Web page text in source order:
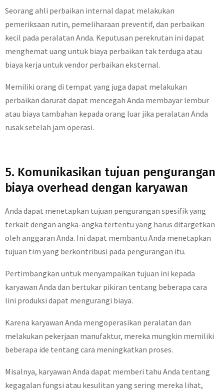
Seorang ahli perbaikan internal dapat melakukan
pemeriksaan rutin, pemeliharaan preventif, dan perbaikan
kecil pada peralatan Anda. Keputusan perekrutan ini dapat
menghemat uang untuk biaya perbaikan tak terduga atau
biaya kerja untuk vendor perbaikan eksternal.
Memiliki orang di tempat yang juga dapat melakukan
perbaikan darurat dapat mencegah Anda membayar lembur
atau biaya tambahan kepada orang luar jika peralatan Anda
rusak setelah jam operasi.
5. Komunikasikan tujuan pengurangan
biaya overhead dengan karyawan
Anda dapat menetapkan tujuan pengurangan spesifik yang
terkait dengan angka-angka tertentu yang harus ditargetkan
oleh anggaran Anda. Ini dapat membantu Anda menetapkan
tujuan tim yang berkontribusi pada pengurangan itu.
Pertimbangkan untuk menyampaikan tujuan ini kepada
karyawan Anda dan bertukar pikiran tentang beberapa cara
lini produksi dapat mengurangi biaya.
Karena karyawan Anda mengoperasikan peralatan dan
melakukan pekerjaan manufaktur, mereka mungkin memiliki
beberapa ide tentang cara meningkatkan proses.
Misalnya, karyawan Anda dapat memberi tahu Anda tentang
kegagalan fungsi atau kesulitan yang sering mereka lihat,